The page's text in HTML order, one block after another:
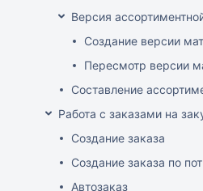
Версия
Создание версии
Пересмотр версии
Составление
Работа с заказами на
Создание заказа
Создание заказа по
Автозаказ